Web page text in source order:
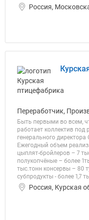
Россия,
Переработчик,
Быть первыми во всем,
работает коллектив
генерального
Ежегодный объем
цыплят-бройлеров – 7
полукопчёные – более
тыс.тонн консервы – 80
субпродукты - более 1,7
Россия, Курская